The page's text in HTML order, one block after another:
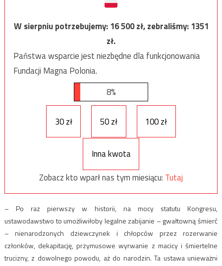
W sierpniu potrzebujemy:16 500zł, zebraliśmy:1351
zł.
Państwa wsparcie jest niezbędne dla funkcjonowania
Fundacji Magna Polonia.
8%
30 zł 50 zł 100 zł
Inna kwota
Zobacz kto wparł nas tym miesiącu: Tutaj
– Po raz pierwszy w historii, na mocy statutu Kongresu,
ustawodawstwo to umożliwiłoby legalne zabijanie – gwałtowną śmierć
– nienarodzonych dziewczynek i chłopców przez rozerwanie
członków, dekapitację, przymusowe wyrwanie z macicy i śmiertelne
trucizny, z dowolnego powodu, aż do narodzin. Ta ustawa unieważni